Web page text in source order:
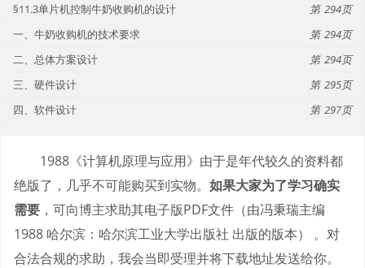
§11.3单片机控制牛奶收购机的设计
294
一、牛奶收购机的技术要求
294
二、总体方案设计
294
三、硬件设计
295
四、软件设计
297
1988《计算机原理与应用》由于是年代较久的资料都
绝版了，几乎不可能购买到实物。 如果大家为了学习确实
需要 ，可向博主求助其电子版PDF文件（由冯秉瑞主编
1988 哈尔滨：哈尔滨工业大学出版社 出版的版本） 。对
合法合规的求助，我会当即受理并将下载地址发送给你。